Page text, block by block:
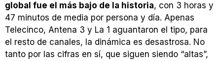
global fue el más bajo de la historia, con 3 horas y
47 minutos de media por persona y día. Apenas
Telecinco, Antena 3 y La 1 aguantaron el tipo, para
el resto de canales, la dinámica es desastrosa. No
tanto por las cifras en sí, que siguen siendo “altas”,